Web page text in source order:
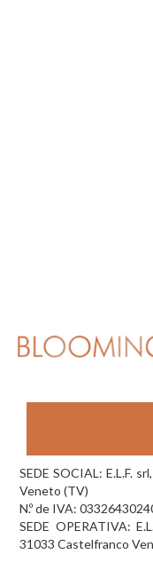
SEDE SOCIAL: E.L.F.
Veneto (TV)
N.º de IVA:
SEDE OPERATIVA:
31033 Castelfranco